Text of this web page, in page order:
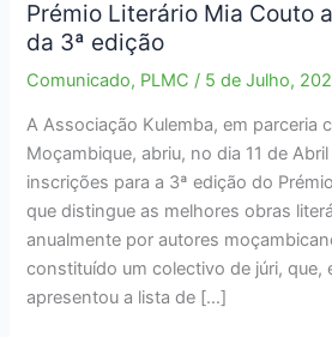
Prémio Literário Mia Couto
da 3ª edição
Comunicado, PLMC / 5 de Julho,
A Associação Kulemba, em parceria
Moçambique, abriu, no dia 11 de
inscrições para a 3ª edição do
que distingue as melhores obras
anualmente por autores
constituído um colectivo de júri, que,
apresentou a lista de […]